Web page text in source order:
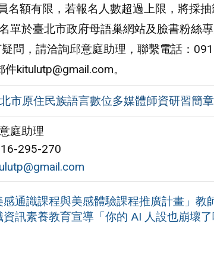
名額有限，若報名人數超過上限，將採
單於臺北市政府母語巢網站及臉書粉絲專
問，請洽詢邱意庭助理，聯繫電話：
kitulutp@gmail.com。
市原住民族語言數位多媒體師資研習簡章
庭助理
295-270
感通識課程與美感體驗課程推廣計畫」教
資訊素養教育宣導「你的 AI 人設也崩壞